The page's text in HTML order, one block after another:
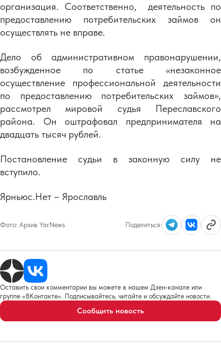
организация. Соответственно, деятельность по
предоставлению потребительских займов он
осуществлять не вправе.
Дело об административном правонарушении,
возбужденное по статье «незаконное
осуществление профессиональной деятельности
по предоставлению потребительских займов»,
рассмотрел мировой судья Переславского
района. Он оштрафовал предпринимателя на
двадцать тысяч рублей.
Постановление судьи в законную силу не
вступило.
Ярньюс.Нет – Ярославль
Фото: Архив YarNews Поделиться:
Оставить свои комментарии вы можете в нашем Дзен-канале или
группе «ВКонтакте». Подписывайтесь, читайте и обсуждайте новости.
Сообщить новость